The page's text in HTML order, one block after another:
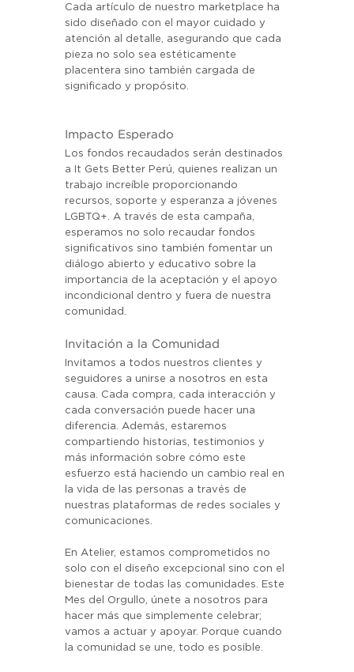
Cada artículo de nuestro marketplace ha
sido diseñado con el mayor cuidado y
atención al detalle, asegurando que cada
pieza no solo sea estéticamente
placentera sino también cargada de
significado y propósito.
Impacto Esperado
Los fondos recaudados serán destinados
a It Gets Better Perú, quienes realizan un
trabajo increíble proporcionando
recursos, soporte y esperanza a jóvenes
LGBTQ+. A través de esta campaña,
esperamos no solo recaudar fondos
significativos sino también fomentar un
diálogo abierto y educativo sobre la
importancia de la aceptación y el apoyo
incondicional dentro y fuera de nuestra
comunidad.
Invitación a la Comunidad
Invitamos a todos nuestros clientes y
seguidores a unirse a nosotros en esta
causa. Cada compra, cada interacción y
cada conversación puede hacer una
diferencia. Además, estaremos
compartiendo historias, testimonios y
más información sobre cómo este
esfuerzo está haciendo un cambio real en
la vida de las personas a través de
nuestras plataformas de redes sociales y
comunicaciones.
En Atelier, estamos comprometidos no
solo con el diseño excepcional sino con el
bienestar de todas las comunidades. Este
Mes del Orgullo, únete a nosotros para
hacer más que simplemente celebrar;
vamos a actuar y apoyar. Porque cuando
la comunidad se une, todo es posible.